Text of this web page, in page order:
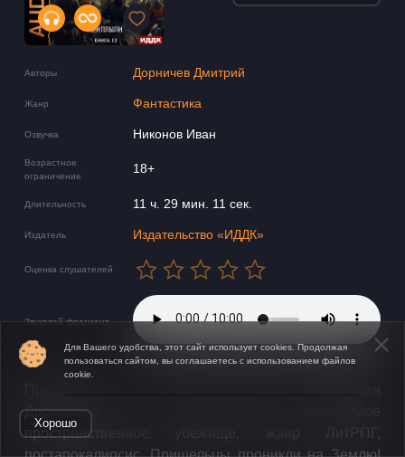
Авторы Дорничев Дмитрий
Жанр Фантастика
Озвучка Никонов Иван
Возрастное
ограничение
18+
Длительность 11 ч. 29 мин. 11 сек.
Издатель Издательство «ИДДК»
Оценка слушателей
Звуковой фрагмент
Дорничева, двенадцатая книга цикла Моё
пространственное убежище, жанр ЛитРПГ,
Для Вашего удобства, этот сайт использует cookies. Продолжая
пользоваться сайтом, вы соглашаетесь с использованием файлов
cookie.
Хорошо